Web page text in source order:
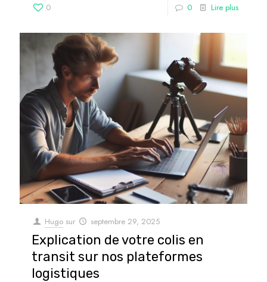
0 0 Lire plus
Hugo sur septembre 29, 2025
Explication de votre colis en
transit sur nos plateformes
logistiques